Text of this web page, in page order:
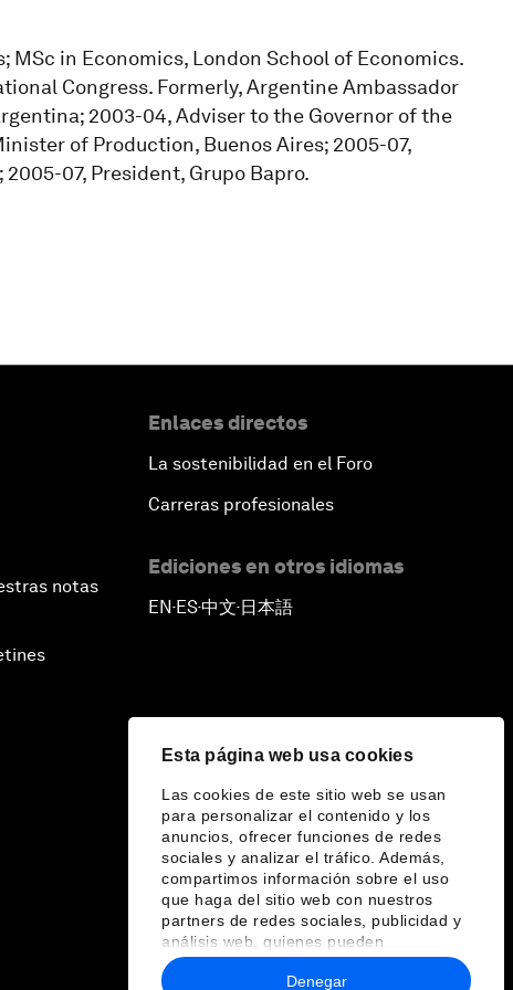
Esta página web usa cookies
Las cookies de este sitio web se usan
para personalizar el contenido y los
anuncios, ofrecer funciones de redes
sociales y analizar el tráfico. Además,
compartimos información sobre el uso
que haga del sitio web con nuestros
partners de redes sociales, publicidad y
análisis web, quienes pueden
combinarla con otra información que les
haya proporcionado o que hayan
Denegar
MSc in Economics, London School of Economics.
Congress. Formerly, Argentine Ambassador
2003-04, Adviser to the Governor of the
of Production, Buenos Aires; 2005-07,
07, President, Grupo Bapro.
notas
Enlaces directos
La sostenibilidad en el Foro
Carreras profesionales
Ediciones en otros idiomas
EN▪ES▪中文▪ 日本語